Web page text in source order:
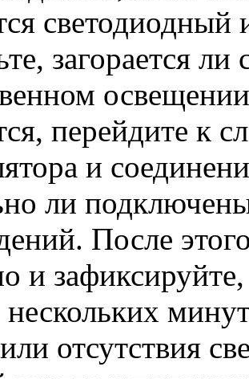
загорается
перейдите к
и
ли
После
и
нескольких
отсутствия